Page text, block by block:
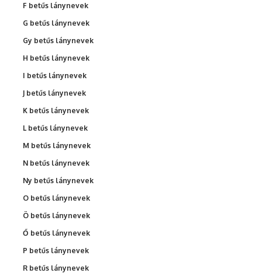
F betűs lánynevek
G betűs lánynevek
Gy betűs lánynevek
H betűs lánynevek
I betűs lánynevek
J betűs lánynevek
K betűs lánynevek
L betűs lánynevek
M betűs lánynevek
N betűs lánynevek
Ny betűs lánynevek
O betűs lánynevek
Ö betűs lánynevek
Ő betűs lánynevek
P betűs lánynevek
R betűs lánynevek